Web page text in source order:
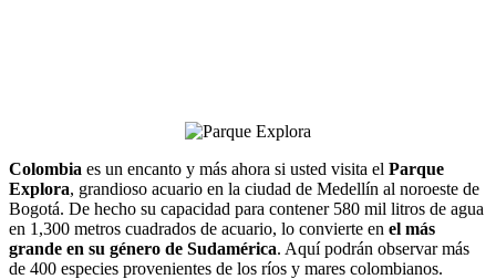
Colombia es un encanto y más ahora si usted visita el Parque
Explora, grandioso acuario en la ciudad de Medellín al noroeste de
Bogotá. De hecho su capacidad para contener 580 mil litros de agua
en 1,300 metros cuadrados de acuario, lo convierte en el más
grande en su género de Sudamérica. Aquí podrán observar más
de 400 especies provenientes de los ríos y mares colombianos.